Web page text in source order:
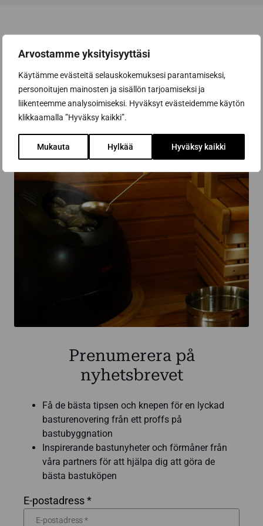
Arvostamme yksityisyyttäsi
Käytämme evästeitä selauskokemuksesi parantamiseksi,
personoitujen mainosten ja sisällön tarjoamiseksi ja
liikenteemme analysoimiseksi. Hyväksyt evästeidemme käytön
klikkaamalla ”Hyväksy kaikki”.
Mukauta Hylkää Hyväksy kaikki
Prenumerera på
nyhetsbrevet
Få de bästa tipsen och knepen för en lyckad
basturenovering från ett proffs på
bastubyggnation
Inspirerande bastunyheter och förmåner från
våra partners för att hjälpa dig att göra de
bästa bastuköpen
E-postadress *